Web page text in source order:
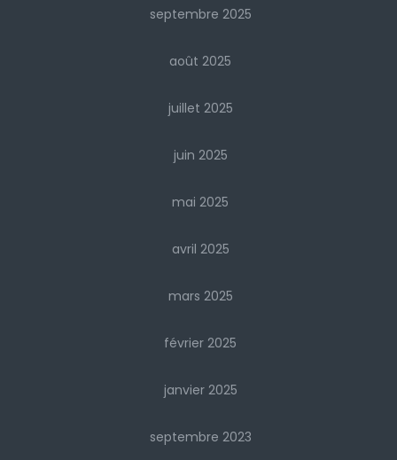
septembre 2025
août 2025
juillet 2025
juin 2025
mai 2025
avril 2025
mars 2025
février 2025
janvier 2025
septembre 2023